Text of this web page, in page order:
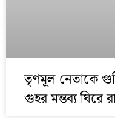
তৃণমূল নেতাকে
গুহর মন্তব্য ঘিরে